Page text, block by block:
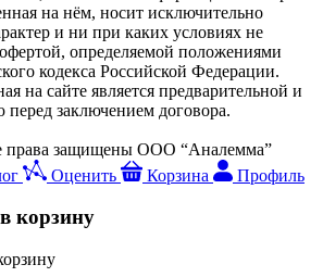
на нём, носит исключительно
и ни при каких условиях не
определяемой положениями
кодекса Российской Федерации.
на сайте является предварительной и
заключением договора.
права защищены ООО “Аналемма”
Оценить Корзина Профиль
корзину